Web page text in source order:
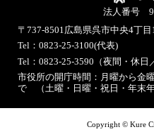
法人番号
〒737-8501広島県呉市中央4丁目
Tel：0823-25-3100(代表)
Tel：0823-25-3590（夜間・休日
市役所の開庁時間：月曜から金
で （土曜・日曜・祝日・年末年
Copyright © Kure